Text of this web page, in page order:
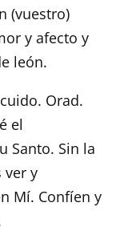
(vuestro)
y afecto y
león.
Orad.
el
Santo. Sin la
ver y
Mí. Confíen y